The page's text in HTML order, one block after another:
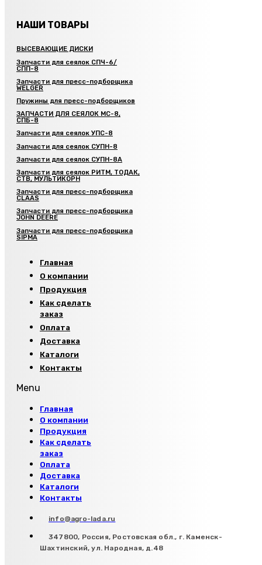
НАШИ ТОВАРЫ
ВЫСЕВАЮЩИЕ ДИСКИ
Запчасти для сеялок СПЧ-6/
СПП-8
Запчасти для пресс-подборщика
WELGER
Пружины для пресс-подборщиков
ЗАПЧАСТИ ДЛЯ СЕЯЛОК МС-8,
СПБ-8
Запчасти для сеялок УПС-8
Запчасти для сеялок СУПН-8
Запчасти для сеялок СУПН-8А
Запчасти для сеялок РИТМ, ТОДАК,
СТВ, МУЛЬТИКОРН
Запчасти для пресс-подборщика
CLAAS
Запчасти для пресс-подборщика
JOHN DEERE
Запчасти для пресс-подборщика
SIPMA
Главная
О компании
Продукция
Как сделать
заказ
Оплата
Доставка
Каталоги
Контакты
Menu
Главная
О компании
Продукция
Как сделать
заказ
Оплата
Доставка
Каталоги
Контакты
info@agro-lada.ru
347800, Россия, Ростовская обл., г. Каменск-
Шахтинский, ул. Народная, д.48